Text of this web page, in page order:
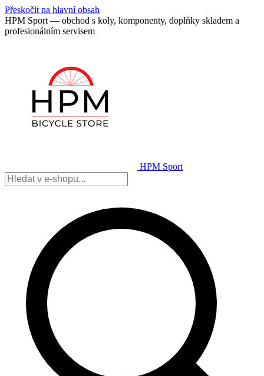
Přeskočit na hlavní obsah
HPM Sport — obchod s koly, komponenty, doplňky skladem a
profesionálním servisem
HPM Sport